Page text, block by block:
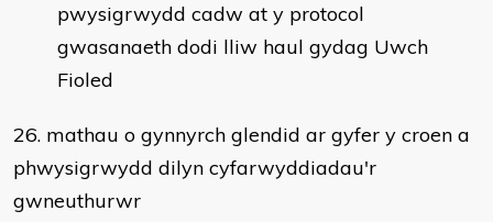
pwysigrwydd cadw at y protocol
gwasanaeth dodi lliw haul gydag Uwch
Fioled
26. mathau o gynnyrch glendid ar gyfer y croen a
phwysigrwydd dilyn cyfarwyddiadau'r
gwneuthurwr